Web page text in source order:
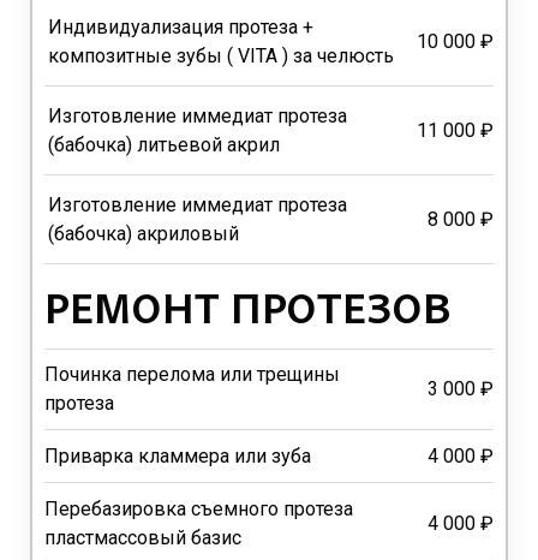
Индивидуализация протеза +
композитные зубы ( VITA ) за челюсть
10 000 ₽
Изготовление иммедиат протеза
(бабочка) литьевой акрил
11 000 ₽
Изготовление иммедиат протеза
(бабочка) акриловый
8 000 ₽
РЕМОНТ ПРОТЕЗОВ
Починка перелома или трещины
протеза
3 000 ₽
Приварка кламмера или зуба 4 000 ₽
Перебазировка съемного протеза
пластмассовый базис
4 000 ₽